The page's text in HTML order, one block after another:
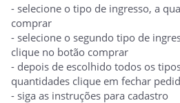
- selecione o tipo de ingresso, a
comprar
- selecione o segundo tipo de
clique no botão comprar
- depois de escolhido todos os
quantidades clique em fechar
- siga as instruções para cadastro